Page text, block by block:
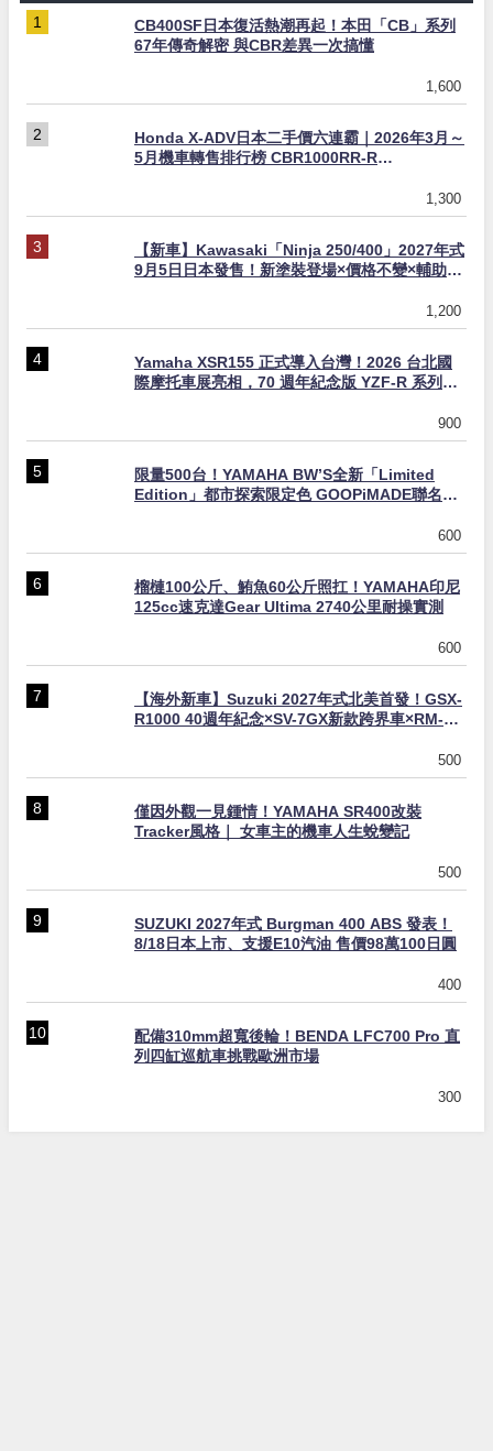
CB400SF日本復活熱潮再起！本田「CB」系列
67年傳奇解密 與CBR差異一次搞懂
1,600
Honda X-ADV日本二手價六連霸｜2026年3月～
5月機車轉售排行榜 CBR1000RR-R
1,300
【新車】Kawasaki「Ninja 250/400」2027年式
9月5日日本發售！新塗裝登場×價格不變×輔助滑
1,200
Yamaha XSR155 正式導入台灣！2026 台北國
際摩托車展亮相，70 週年紀念版 YZF-R 系列限
900
限量500台！YAMAHA BW’S全新「Limited
Edition」都市探索限定色 GOOPiMADE聯名包
600
榴槤100公斤、鮪魚60公斤照扛！YAMAHA印尼
125cc速克達Gear Ultima 2740公里耐操實測
600
【海外新車】Suzuki 2027年式北美首發！GSX-
R1000 40週年紀念×SV-7GX新款跨界車×RM-
500
僅因外觀一見鍾情！YAMAHA SR400改裝
Tracker風格｜ 女車主的機車人生蛻變記
500
SUZUKI 2027年式 Burgman 400 ABS 發表！
8/18日本上市、支援E10汽油 售價98萬100日圓
400
配備310mm超寬後輪！BENDA LFC700 Pro 直
列四缸巡航車挑戰歐洲市場
300